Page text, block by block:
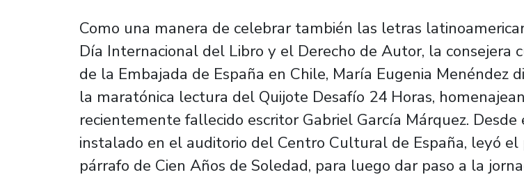
Como una manera de celebrar también las letras
Día Internacional del Libro y el Derecho de Autor, la consejera
de la Embajada de España en Chile, María Eugenia Menéndez
la maratónica lectura del Quijote Desafío 24 Horas,
recientemente fallecido escritor Gabriel García Márquez. Desde
instalado en el auditorio del Centro Cultural de España, leyó el
párrafo de Cien Años de Soledad, para luego dar paso a la